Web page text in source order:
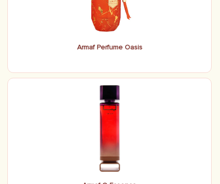
Armaf Perfume Oasis